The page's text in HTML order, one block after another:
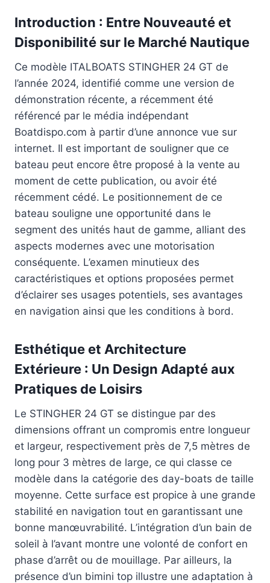
Introduction : Entre Nouveauté et
Disponibilité sur le Marché Nautique
Ce modèle ITALBOATS STINGHER 24 GT de
l’année 2024, identifié comme une version de
démonstration récente, a récemment été
référencé par le média indépendant
Boatdispo.com à partir d’une annonce vue sur
internet. Il est important de souligner que ce
bateau peut encore être proposé à la vente au
moment de cette publication, ou avoir été
récemment cédé. Le positionnement de ce
bateau souligne une opportunité dans le
segment des unités haut de gamme, alliant des
aspects modernes avec une motorisation
conséquente. L’examen minutieux des
caractéristiques et options proposées permet
d’éclairer ses usages potentiels, ses avantages
en navigation ainsi que les conditions à bord.
Esthétique et Architecture
Extérieure : Un Design Adapté aux
Pratiques de Loisirs
Le STINGHER 24 GT se distingue par des
dimensions offrant un compromis entre longueur
et largeur, respectivement près de 7,5 mètres de
long pour 3 mètres de large, ce qui classe ce
modèle dans la catégorie des day-boats de taille
moyenne. Cette surface est propice à une grande
stabilité en navigation tout en garantissant une
bonne manœuvrabilité. L’intégration d’un bain de
soleil à l’avant montre une volonté de confort en
phase d’arrêt ou de mouillage. Par ailleurs, la
présence d’un bimini top illustre une adaptation à